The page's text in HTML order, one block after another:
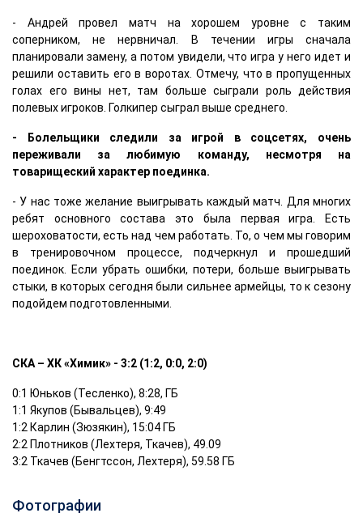
- Андрей провел матч на хорошем уровне с таким
соперником, не нервничал. В течении игры сначала
планировали замену, а потом увидели, что игра у него идет и
решили оставить его в воротах. Отмечу, что в пропущенных
голах его вины нет, там больше сыграли роль действия
полевых игроков. Голкипер сыграл выше среднего.
- Болельщики следили за игрой в соцсетях, очень
переживали за любимую команду, несмотря на
товарищеский характер поединка.
- У нас тоже желание выигрывать каждый матч. Для многих
ребят основного состава это была первая игра. Есть
шероховатости, есть над чем работать. То, о чем мы говорим
в тренировочном процессе, подчеркнул и прошедший
поединок. Если убрать ошибки, потери, больше выигрывать
стыки, в которых сегодня были сильнее армейцы, то к сезону
подойдем подготовленными.
СКА – ХК «Химик» - 3:2 (1:2, 0:0, 2:0)
0:1 Юньков (Тесленко), 8:28, ГБ
1:1 Якупов (Бывальцев), 9:49
1:2 Карлин (Зюзякин), 15:04 ГБ
2:2 Плотников (Лехтеря, Ткачев), 49.09
3:2 Ткачев (Бенгтссон, Лехтеря), 59.58 ГБ
Фотографии